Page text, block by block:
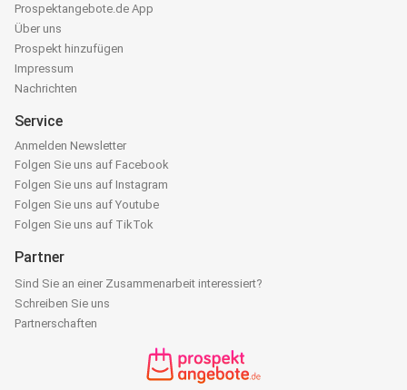
Prospektangebote.de App
Über uns
Prospekt hinzufügen
Impressum
Nachrichten
Service
Anmelden Newsletter
Folgen Sie uns auf Facebook
Folgen Sie uns auf Instagram
Folgen Sie uns auf Youtube
Folgen Sie uns auf TikTok
Partner
Sind Sie an einer Zusammenarbeit interessiert?
Schreiben Sie uns
Partnerschaften